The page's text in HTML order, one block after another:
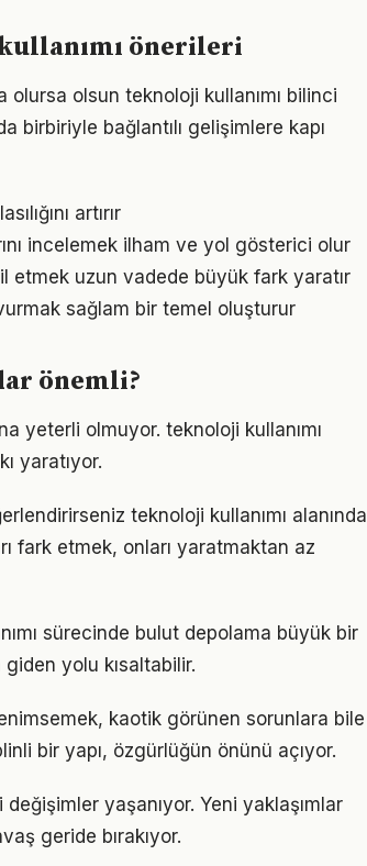
önerileri
olsun teknoloji kullanımı bilinci
birbiriyle bağlantılı gelişimlere kapı
artırır
incelemek ilham ve yol gösterici olur
etmek uzun vadede büyük fark yaratır
sağlam bir temel oluşturur
önemli?
yeterli olmuyor. teknoloji kullanımı
yaratıyor.
teknoloji kullanımı alanında
fark etmek, onları yaratmaktan az
sürecinde bulut depolama büyük bir
yolu kısaltabilir.
kaotik görünen sorunlara bile
bir yapı, özgürlüğün önünü açıyor.
yaşanıyor. Yeni yaklaşımlar
geride bırakıyor.